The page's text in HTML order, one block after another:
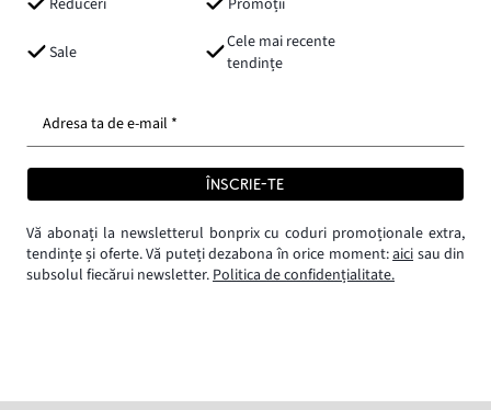
Reduceri
Promoții
Sale
Cele mai recente
tendințe
Adresa ta de e-mail *
ÎNSCRIE-TE
Vă abonați la newsletterul bonprix cu coduri promoționale extra,
tendințe și oferte. Vă puteți dezabona în orice moment:aici sau din
subsolul fiecărui newsletter. Politica de confidențialitate.